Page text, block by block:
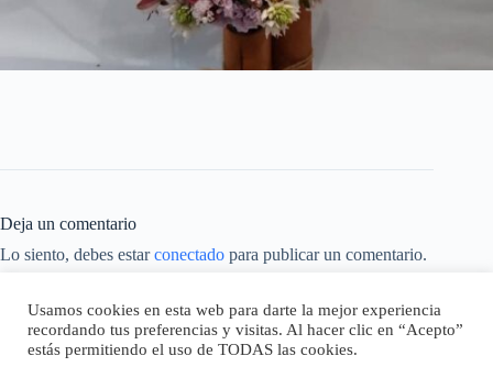
Deja un comentario
Lo siento, debes estarconectado para publicar un comentario.
Este sitio usa Akismet para reducir el spam.Aprende cómo se
procesan los datos de tus comentarios.
Usamos cookies en esta web para darte la mejor experiencia
recordando tus preferencias y visitas. Al hacer clic en “Acepto”
estás permitiendo el uso de TODAS las cookies.